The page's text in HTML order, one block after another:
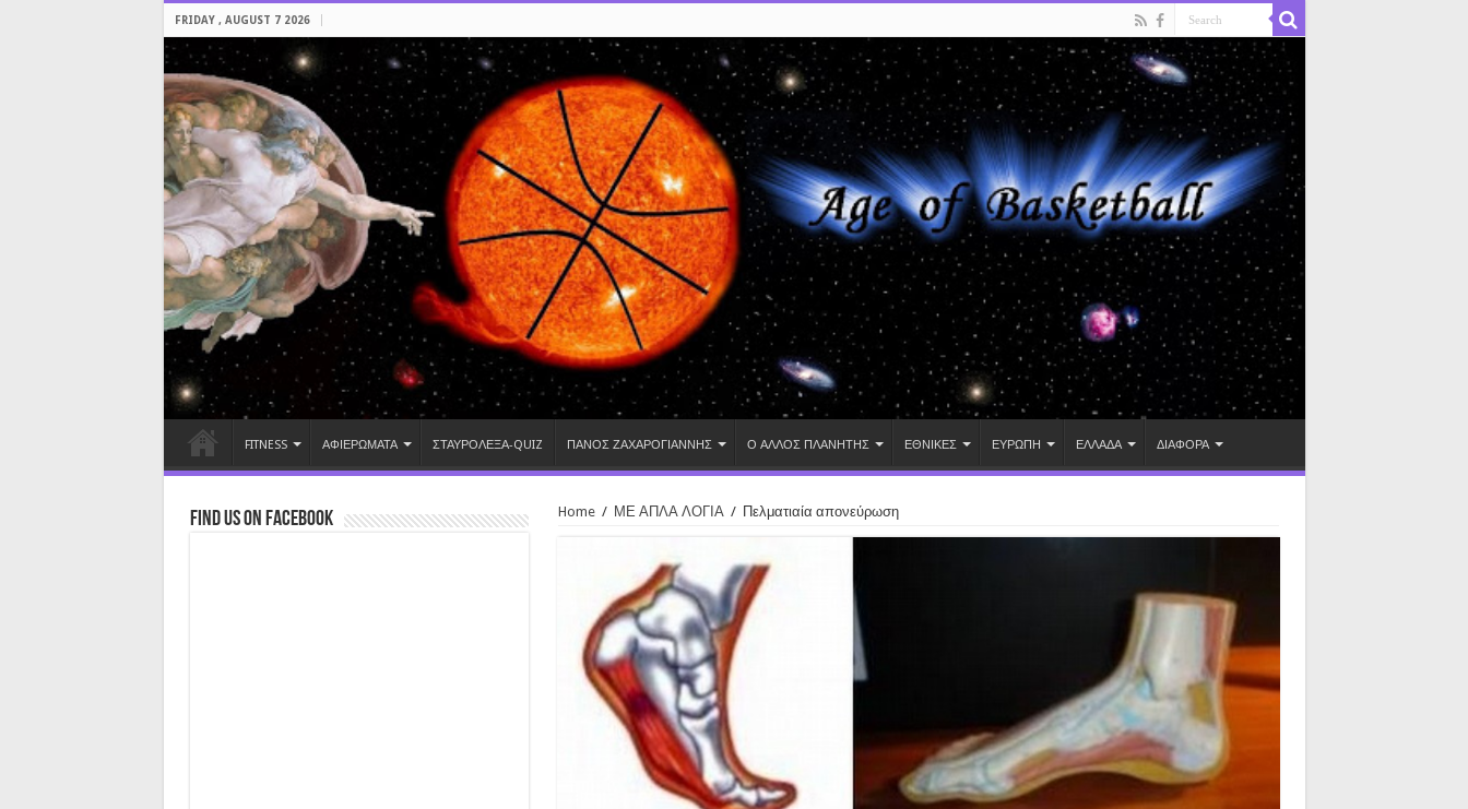
FRIDAY , AUGUST 7 2026
FITNESS ΑΦΙΕΡΩΜΑΤΑ ΣΤΑΥΡΟΛΕΞΑ-QUIZ ΠΑΝΟΣ ΖΑΧΑΡΟΓΙΑΝΝΗΣ Ο ΑΛΛΟΣ ΠΛΑΝΗΤΗΣ ΕΘΝΙΚΕΣ ΕΥΡΩΠΗ ΕΛΛΑΔΑ ΔΙΑΦΟΡΑ
Home / ΜΕ ΑΠΛΑ ΛΟΓΙΑ / Πελματιαία απονεύρωση
Find us on Facebook